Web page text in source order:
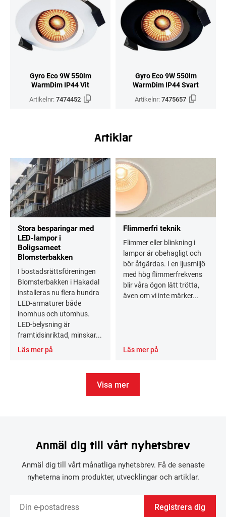
Gyro Eco 9W 550lm
WarmDim IP44 Vit
Artikelnr:7474452
Gyro Eco 9W 550lm
WarmDim IP44 Svart
Artikelnr:7475657
Artiklar
Stora besparingar med
LED-lampor i
Boligsameet
Blomsterbakken
I bostadsrättsföreningen
Blomsterbakken i Hakadal
installeras nu flera hundra
LED-armaturer både
inomhus och utomhus.
LED-belysning är
framtidsinriktad, minskar...
Läs mer på
Flimmerfri teknik
Flimmer eller blinkning i
lampor är obehagligt och
bör åtgärdas. I en ljusmiljö
med hög flimmerfrekvens
blir våra ögon lätt trötta,
även om vi inte märker...
Läs mer på
Visa mer
Anmäl dig till vårt nyhetsbrev
Anmäl dig till vårt månatliga nyhetsbrev. Få de senaste
nyheterna inom produkter, utvecklingar och artiklar.
Registrera dig